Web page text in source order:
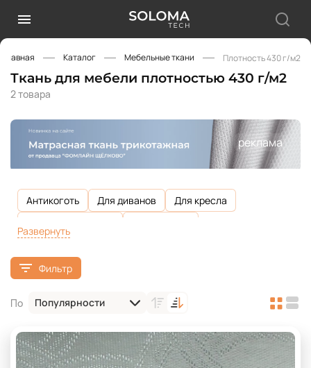
Главная Каталог Мебельные ткани Плотность 430 г/м2
Ткань для мебели плотностью 430 г/м2
2 товара
реклама
Антикоготь Для диванов
Для кресла
Из дышащих материалов
Плотность 300 г/м2
Плотность 310 г/м2
Плотность 330 г/м2
Плотность 340 г/м2
Развернуть
Фильтр
По Популярности